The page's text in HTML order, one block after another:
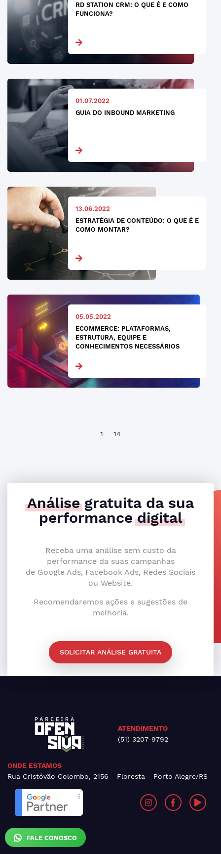
FALE CONOSCO
RD STATION CRM: O QUE É E COMO
FUNCIONA?
01.07.2022
GUIA DO INBOUND MARKETING
13.06.2022
ESTRATÉGIA DE CONTEÚDO: O QUE É E
COMO MONTAR?
05.05.2022
ECOMMERCE: PLATAFORMAS,
ESTRUTURA, EQUIPE E
CONHECIMENTOS NECESSÁRIOS
1 14
Análisegratuita da sua
performancedigital
Receba uma análise sem custo da
performance da suas campanhas
de Google Ads, Facebook Ads, Redes Sociais
ou Website.
Recomendaremos ações e sugestões de
melhoria.
SOLICITAR ANÁLISE GRATUITA
ATENDIMENTO
(51) 3207-9792
ONDE ESTAMOS
Rua Cristóvão Colombo, 2156 - Floresta - Porto Alegre/RS